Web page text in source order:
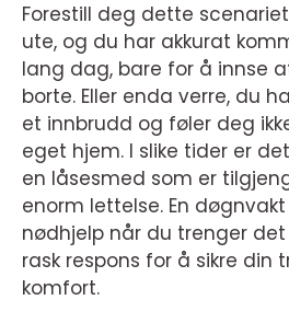
Forestill deg dette
ute, og du har akkurat
lang dag, bare for å innse
borte. Eller enda verre, du
et innbrudd og føler deg
eget hjem. I slike tider er
en låsesmed som er
enorm lettelse. En
nødhjelp når du trenger
rask respons for å sikre din
komfort.